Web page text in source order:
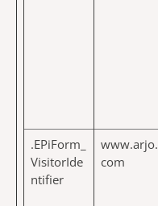
.EPiForm_
VisitorIde
ntifier
www.arjo.
com